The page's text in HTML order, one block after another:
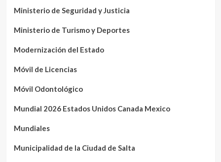
Ministerio de Seguridad y Justicia
Ministerio de Turismo y Deportes
Modernización del Estado
Móvil de Licencias
Móvil Odontológico
Mundial 2026 Estados Unidos Canada Mexico
Mundiales
Municipalidad de la Ciudad de Salta